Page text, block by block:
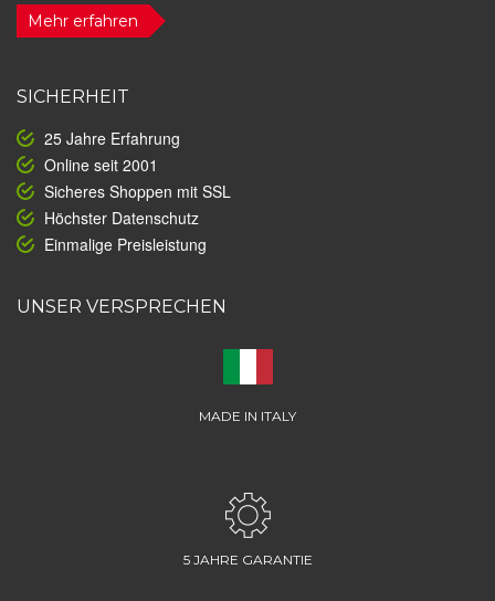
Mehr erfahren
SICHERHEIT
25 Jahre Erfahrung
Online seit 2001
Sicheres Shoppen mit SSL
Höchster Datenschutz
Einmalige Preisleistung
UNSER VERSPRECHEN
MADE IN ITALY
5 JAHRE GARANTIE